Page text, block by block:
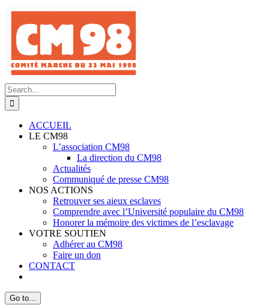
Skip
content
Search
for:
ACCUEIL
LE CM98
L’association CM98
La direction du CM98
Actualités
Communiqué de presse CM98
NOS ACTIONS
Retrouver ses aieux esclaves
Comprendre avec l’Université populaire du CM98
Honorer la mémoire des victimes de l’esclavage
VOTRE SOUTIEN
Adhérer au CM98
Faire un don
CONTACT
Go to...